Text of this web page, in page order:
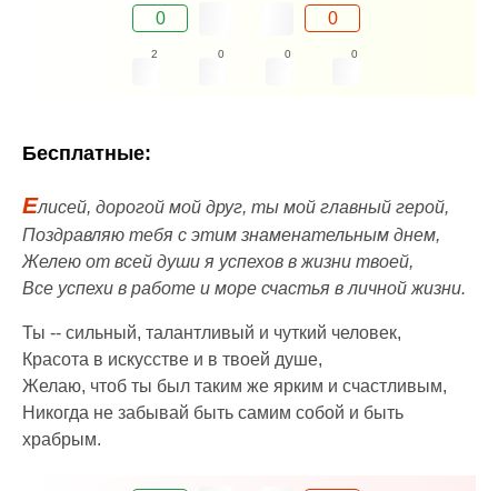
0 0
2 0 0 0
Бесплатные:
Елисей, дорогой мой друг, ты мой главный герой,
Поздравляю тебя с этим знаменательным днем,
Желею от всей души я успехов в жизни твоей,
Все успехи в работе и море счастья в личной жизни.
Ты -- сильный, талантливый и чуткий человек,
Красота в искусстве и в твоей душе,
Желаю, чтоб ты был таким же ярким и счастливым,
Никогда не забывай быть самим собой и быть
храбрым.